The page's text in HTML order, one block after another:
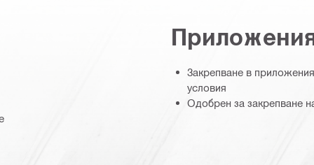
Закрепване в
условия
Одобрен за закрепване